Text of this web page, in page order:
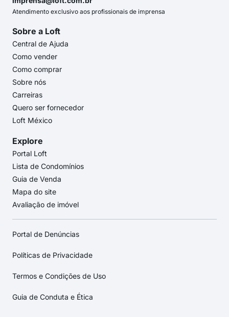
Atendimento exclusivo aos profissionais de imprensa
Sobre a Loft
Central de Ajuda
Como vender
Como comprar
Sobre nós
Carreiras
Quero ser fornecedor
Loft México
Explore
Portal Loft
Lista de Condomínios
Guia de Venda
Mapa do site
Avaliação de imóvel
Portal de Denúncias
Políticas de Privacidade
Termos e Condições de Uso
Guia de Conduta e Ética